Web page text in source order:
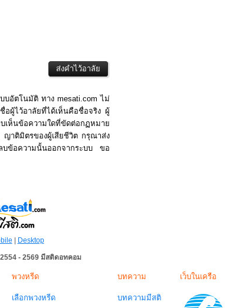
บอัตโนมัติ ทาง mesati.com ไม่
อผู้ไว้อาลัยที่ได้เห็นคือชื่อจริง ผู้
เห็นข้อความใดที่ขัดต่อกฏหมาย
ญาติมิตรของผู้เสียชีวิต กรุณาส่ง
บข้อความนั้นออกจากระบบ ขอ
| Desktop
- 2569 มีสติดอทคอม
พวงหรีด
เลือกพวงหรีด
บทความ
บทความมีสติ
เว็บในเครือ